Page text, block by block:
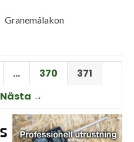
Granemålakon
… 370
371
Nästa →